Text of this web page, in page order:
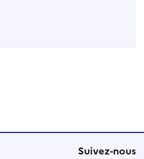
Suivez-nous